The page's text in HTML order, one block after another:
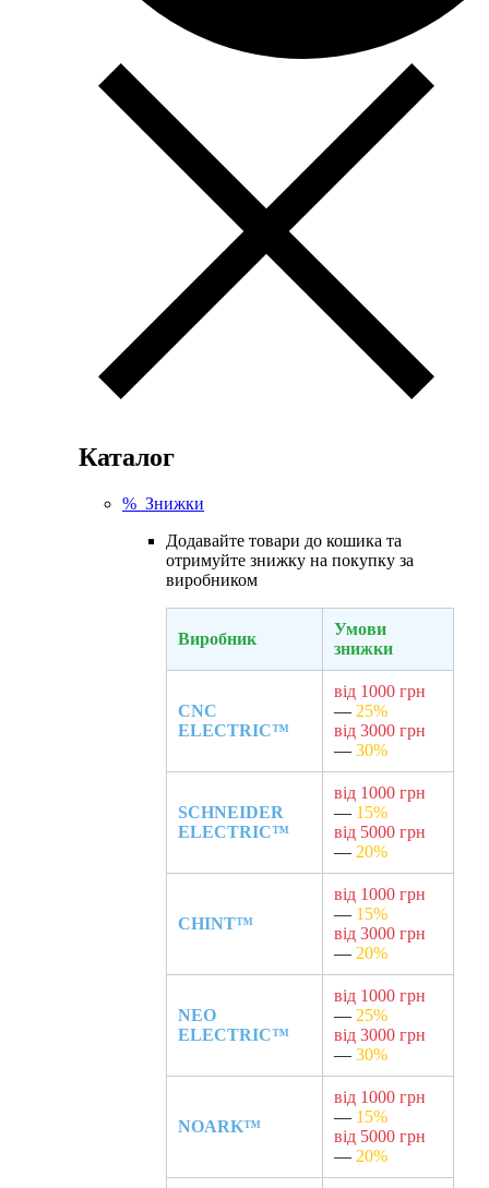
Каталог
% Знижки
Додавайте товари до кошика та
отримуйте знижку на покупку за
виробником
Виробник
Умови
знижки
CNC
ELECTRIC™
від 1000 грн
— 25%
від 3000 грн
— 30%
SCHNEIDER
ELECTRIC™
від 1000 грн
— 15%
від 5000 грн
— 20%
CHINT™
від 1000 грн
— 15%
від 3000 грн
— 20%
NEO
ELECTRIC™
від 1000 грн
— 25%
від 3000 грн
— 30%
NOARK™
від 1000 грн
— 15%
від 5000 грн
— 20%